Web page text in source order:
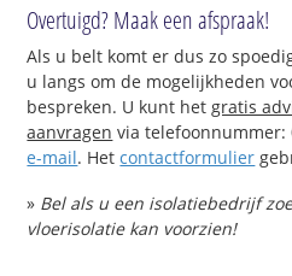
Overtuigd? Maak een afspraak!
Als u belt komt er dus zo
u langs om de mogelijkheden
bespreken. U kunt hetgratis
aanvragen via telefoonnummer:
e-mail. Hetcontactformulier
» Bel als u een isolatiebedrijf
vloerisolatie kan voorzien!